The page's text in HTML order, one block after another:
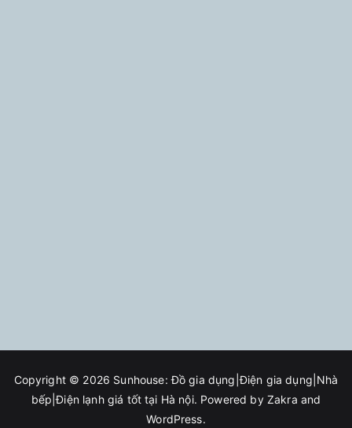
Copyright © 2026 Sunhouse: Đồ gia dụng|Điện gia dụng|Nhà
bếp|Điện lạnh giá tốt tại Hà nội. Powered by Zakra and
WordPress.